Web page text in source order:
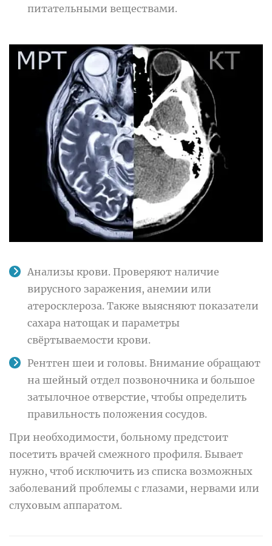
питательными веществами.
Анализы крови. Проверяют наличие
вирусного заражения, анемии или
атеросклероза. Также выясняют показатели
сахара натощак и параметры
свёртываемости крови.
Рентген шеи и головы. Внимание обращают
на шейный отдел позвоночника и большое
затылочное отверстие, чтобы определить
правильность положения сосудов.
При необходимости, больному предстоит
посетить врачей смежного профиля. Бывает
нужно, чтоб исключить из списка возможных
заболеваний проблемы с глазами, нервами или
слуховым аппаратом.